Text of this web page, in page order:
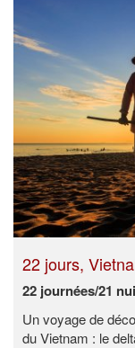
22 jours,
22 journées/21
Un voyage de
du Vietnam : le